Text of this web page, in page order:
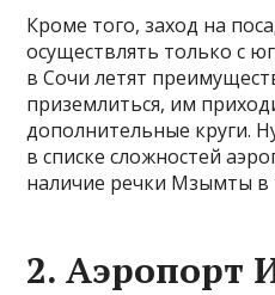
Кроме того, заход на
осуществлять только с
в Сочи летят
приземлиться, им
дополнительные круги.
в списке сложностей
наличие речки Мзымты
2. Аэропорт